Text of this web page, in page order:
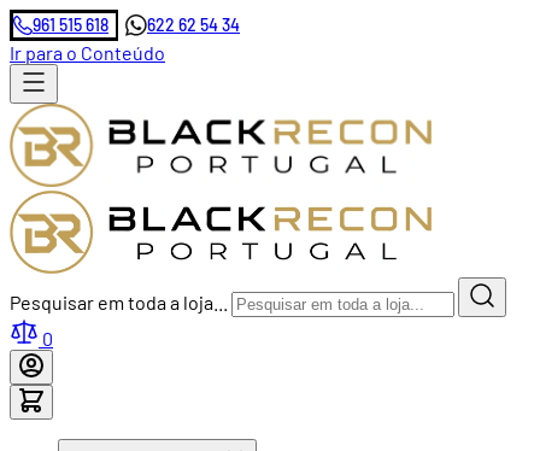
961 515 618 622 62 54 34
Ir para o Conteúdo
Pesquisar em toda a loja...
0